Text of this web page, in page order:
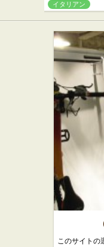
イタリアン
このサイトの